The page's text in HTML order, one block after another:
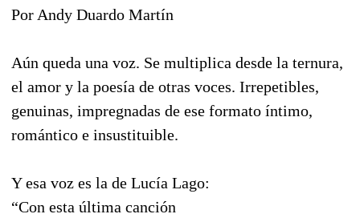
Por Andy Duardo Martín
Aún queda una voz. Se multiplica desde la ternura,
el amor y la poesía de otras voces. Irrepetibles,
genuinas, impregnadas de ese formato íntimo,
romántico e insustituible.
Y esa voz es la de Lucía Lago:
“Con esta última canción